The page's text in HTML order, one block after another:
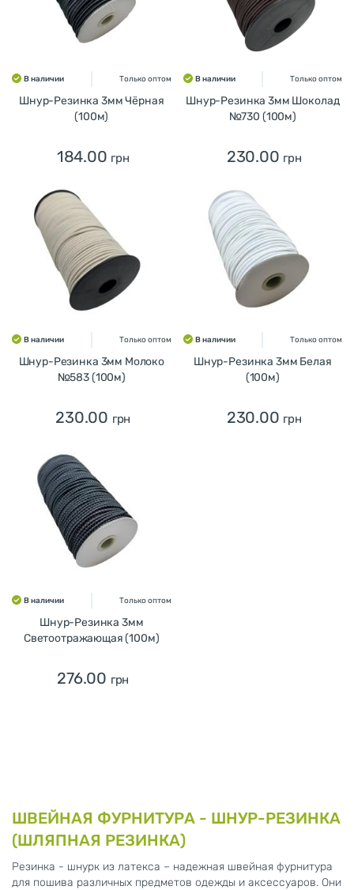
В наличии Только оптом
Шнур-Резинка 3мм Чёрная
(100м)
184.00 грн
В наличии Только оптом
Шнур-Резинка 3мм Шоколад
№730 (100м)
230.00 грн
В наличии Только оптом
Шнур-Резинка 3мм Молоко
№583 (100м)
230.00 грн
В наличии Только оптом
Шнур-Резинка 3мм Белая
(100м)
230.00 грн
В наличии Только оптом
Шнур-Резинка 3мм
Светоотражающая (100м)
276.00 грн
ШВЕЙНАЯ ФУРНИТУРА - ШНУР-РЕЗИНКА
(ШЛЯПНАЯ РЕЗИНКА)
Резинка - шнурк из латекса – надежная швейная фурнитура
для пошива различных предметов одежды и аксессуаров. Они